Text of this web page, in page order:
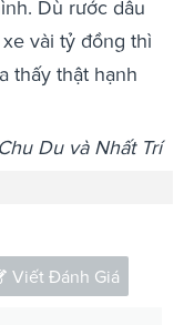
Dù rước dâu
vài tỷ đồng thì
thấy thật hạnh
Du và Nhất Trí
Viết Đánh Giá